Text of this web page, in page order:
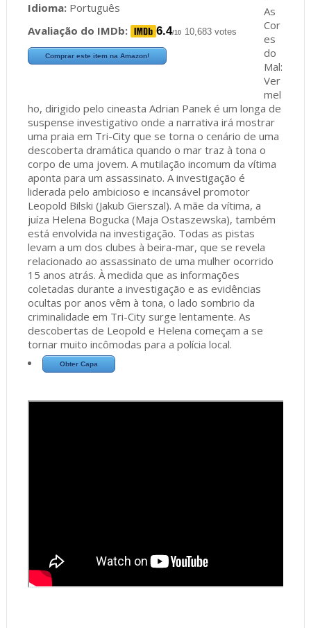
Idioma:Português
Avaliação do IMDb:
6.4/10 10,683 votes
Comprar este item na Amazon!
As
Cor
es
do
Mal:
Ver
mel
ho, dirigido pelo cineasta Adrian Panek é um longa de
suspense investigativo onde a narrativa irá mostrar
uma praia em Tri-City que se torna o cenário de uma
descoberta dramática quando o mar traz à tona o
corpo de uma jovem. A mutilação incomum da vítima
aponta para um assassinato. A investigação é
liderada pelo ambicioso e incansável promotor
Leopold Bilski (Jakub Gierszal). A mãe da vítima, a
juíza Helena Bogucka (Maja Ostaszewska), também
está envolvida na investigação. Todas as pistas
levam a um dos clubes à beira-mar, que se revela
relacionado ao assassinato de uma mulher ocorrido
15 anos atrás. À medida que as informações
coletadas durante a investigação e as evidências
ocultas por anos vêm à tona, o lado sombrio da
criminalidade em Tri-City surge lentamente. As
descobertas de Leopold e Helena começam a se
tornar muito incômodas para a polícia local.
Obter Capa